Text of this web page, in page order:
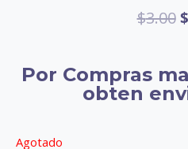
$3.00 $
Por Compras
obten
Agotado